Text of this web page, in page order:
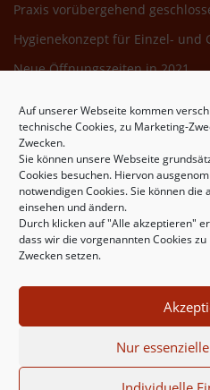
Auf unserer Webseite kommen
technische Cookies, zu Marketing-
Zwecken.
Sie können unsere Webseite
Cookies besuchen. Hiervon
notwendigen Cookies. Sie können
einsehen und ändern.
Durch klicken auf "Alle akzeptieren"
dass wir die vorgenannten Cookies
Zwecken setzen.
Nur
Praxis vorübergehend
Hygienekonzept für Einzel- und
Neue Öffnungszeiten in 2021
WEITERE
Teilnahmebedingungen
Behandlungsvereinbarungen
Datenschutzerklärung nach der
Moshé Feldenkrais
Veranstaltungen
Cookie Richtlinie EU